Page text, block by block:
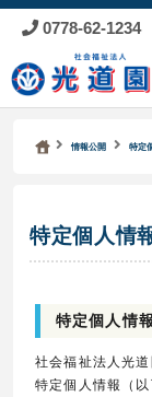
0778-62-1234
社会福祉法人 光道園
情報公開 特定
特定個人情
特定個人情
社会福祉法人光
特定個人情報（